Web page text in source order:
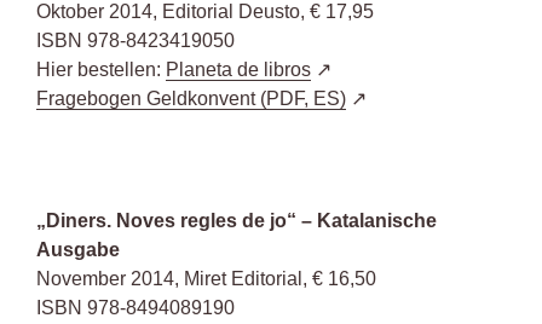
Oktober 2014, Editorial Deusto, € 17,95
ISBN 978-8423419050
Hier bestellen: Planeta de libros
Fragebogen Geldkonvent (PDF, ES)
„Diners. Noves regles de jo“ – Katalanische
Ausgabe
November 2014, Miret Editorial, € 16,50
ISBN 978-8494089190